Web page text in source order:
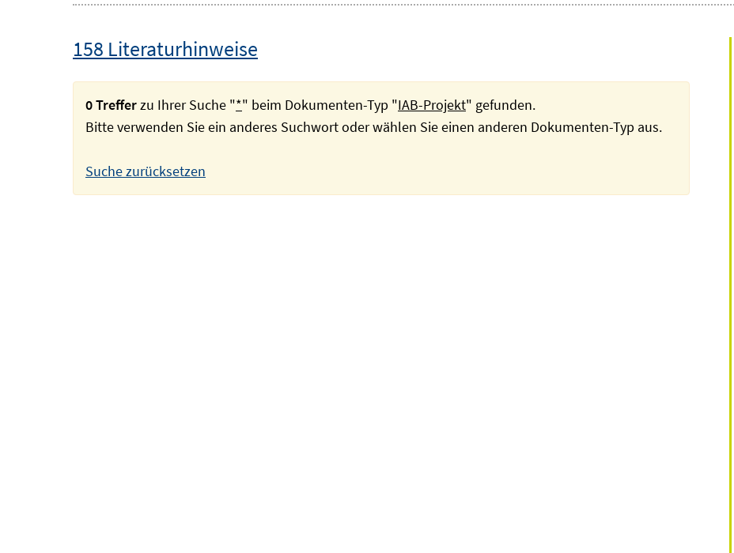
158 Literaturhinweise
0 Trefferzu Ihrer Suche "*" beim Dokumenten-Typ "IAB-Projekt" gefunden.
Bitte verwenden Sie ein anderes Suchwort oder wählen Sie einen anderen Dokumenten-Typ aus.
Suche zurücksetzen